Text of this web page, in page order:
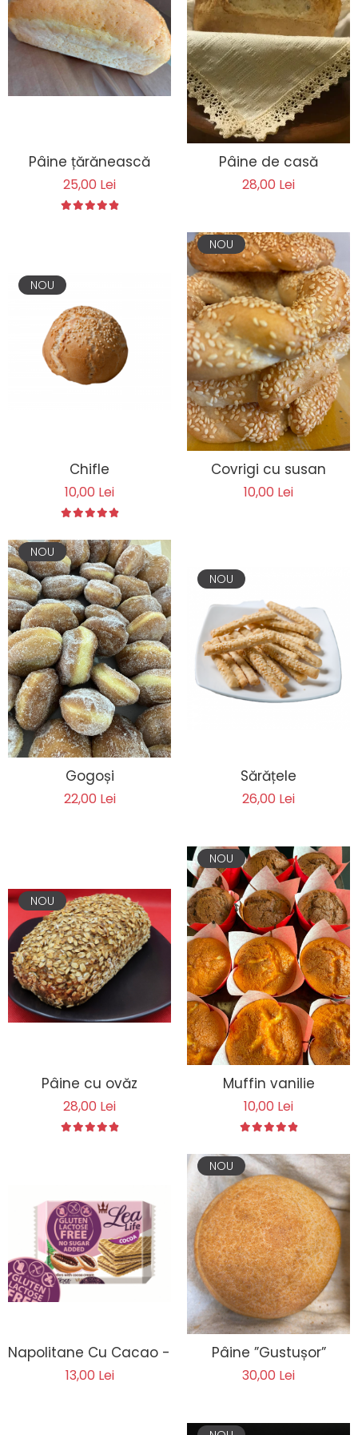
Biscuiți/Fursecuri
Cereale / Fulgi / Musli
Gustări
Bomboane / Acadele / Jeleuri
Tartinabile
Pâine țărănească
25,00 Lei
Pâine de casă
28,00 Lei
NOU
Chifle
10,00 Lei
NOU
Covrigi cu susan
10,00 Lei
NOU
Gogoși
22,00 Lei
NOU
Sărățele
26,00 Lei
NOU
Pâine cu ovăz
28,00 Lei
NOU
Muffin vanilie
10,00 Lei
Napolitane Cu Cacao - Lea Life 95g
13,00 Lei
NOU
Pâine ”Gustușor”
30,00 Lei